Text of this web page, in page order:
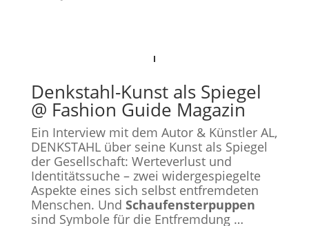
Denkstahl-Kunst als Spiegel
@ Fashion Guide Magazin
Ein Interview mit dem Autor & Künstler AL,
DENKSTAHL über seine Kunst als Spiegel
der Gesellschaft: Werteverlust und
Identitätssuche – zwei widergespiegelte
Aspekte eines sich selbst entfremdeten
Menschen. Und Schaufensterpuppen
sind Symbole für die Entfremdung …